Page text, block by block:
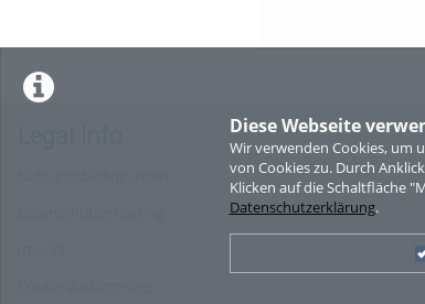
Diese Webseite
Wir verwenden Cookies, um
von Cookies zu. Durch
Klicken auf die Schaltfläche
Datenschutzerklärung.